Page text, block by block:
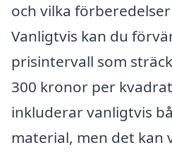
och vilka
Vanligtvis kan du
prisintervall som
300 kronor per
inkluderar vanligtvis
material, men det kan